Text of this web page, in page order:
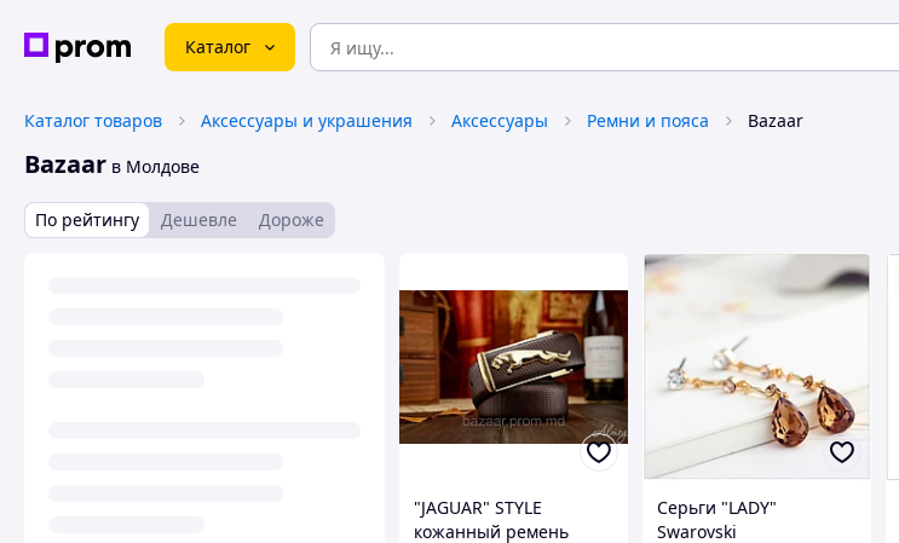
Каталог
Каталог товаров Аксессуары и украшения Аксессуары Ремни и пояса Bazaar
Bazaar в Молдове
По рейтингу Дешевле Дороже
"JAGUAR" STYLE
кожанный ремень
Серьги "LADY"
Swarovski